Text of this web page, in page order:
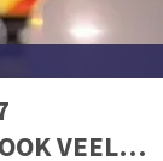
VEEL